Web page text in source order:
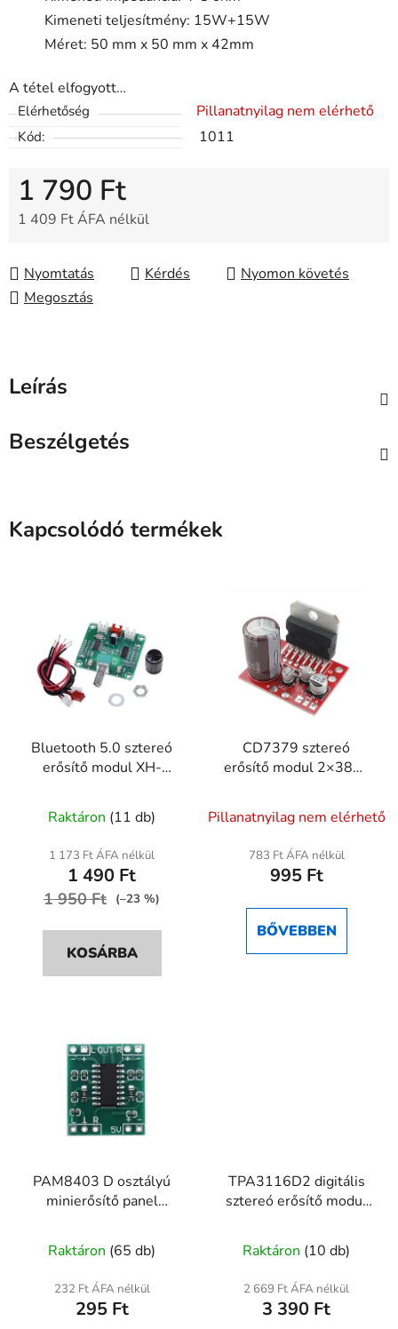
Kimeneti teljesítmény: 15W+15W
Méret: 50 mm x 50 mm x 42mm
A tétel elfogyott…
Elérhetőség Pillanatnyilag nem elérhető
Kód: 1011
1 790 Ft
1 409 Ft ÁFA nélkül
Nyomtatás
Kérdés
Nyomon követés
Megosztás
Leírás
Beszélgetés
Kapcsolódó termékek
Bluetooth 5.0 sztereó
erősítő modul XH-
termék
átlagos
értékelése
5-
5,0
Raktáron (11 db)
1 173 Ft ÁFA nélkül
1 490 Ft
1 950 Ft (–23 %)
KOSÁRBA
CD7379 sztereó
erősítő modul 2×38W
Pillanatnyilag nem elérhető
783 Ft ÁFA nélkül
995 Ft
BŐVEBBEN
PAM8403 D osztályú
minierősítő panel
Raktáron (65 db)
232 Ft ÁFA nélkül
295 Ft
TPA3116D2 digitális
sztereó erősítő modul
Raktáron (10 db)
2 669 Ft ÁFA nélkül
3 390 Ft